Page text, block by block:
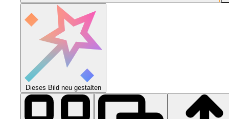
Dieses Bild neu gestalten